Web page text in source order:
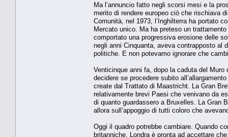
Ma l’annuncio fatto negli scorsi mesi e la
merito di rendere europeo ciò che rischiava
Comunità, nel 1973, l’Inghilterra ha portato
Mercato unico. Ma ha preteso un
comportato una progressiva erosione delle
negli anni Cinquanta, aveva contrapposto al
politiche. E non potevamo ignorare che
Venticinque anni fa, dopo la caduta del
decidere se procedere subito
create dal Trattato di Maastricht. La Gran
relativamente brevi Paesi che venivano da
di quanto guardassero a Bruxelles. La Gran
allora sull’appoggio di tutti coloro che
Oggi il quadro potrebbe cambiare. Quando
britanniche. Londra è pronta ad accettare